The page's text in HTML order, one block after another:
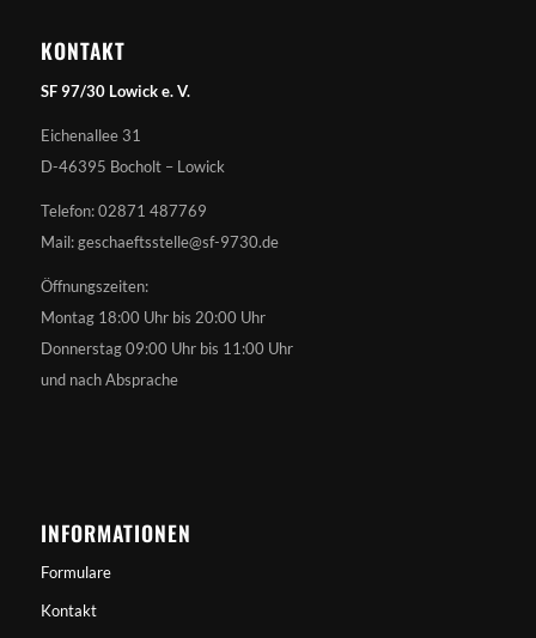
KONTAKT
SF 97/30 Lowick e. V.
Eichenallee 31
D-46395 Bocholt – Lowick
Telefon: 02871 487769
Mail: geschaeftsstelle@sf-9730.de
Öffnungszeiten:
Montag 18:00 Uhr bis 20:00 Uhr
Donnerstag 09:00 Uhr bis 11:00 Uhr
und nach Absprache
INFORMATIONEN
Formulare
Kontakt